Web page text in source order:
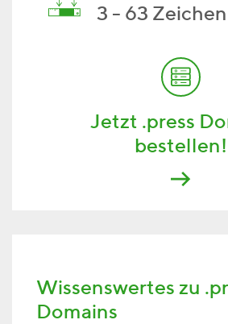
3 - 63 Zeichen
Jetzt .press
bestellen!
Wissenswertes zu
Domains